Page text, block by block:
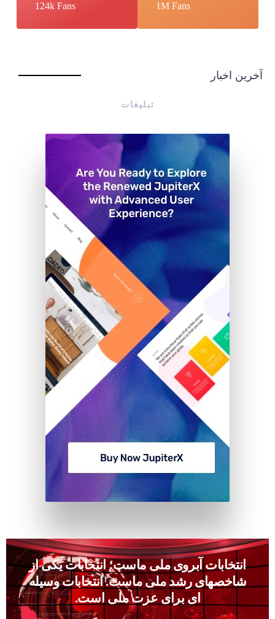
1M Fans
124k Fans
آخرین اخبار
تبلیغات
انتخابات آبروى ملى ماست؛ انتخابات يكى از
شاخصهاى رشد ملى ماست. انتخابات وسيله
‏اى براى عزت ملى است.